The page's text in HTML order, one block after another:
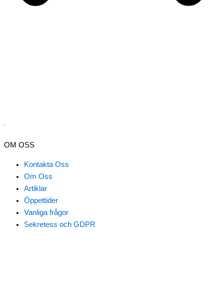
OM OSS
Kontakta Oss
Om Oss
Artiklar
Öppettider
Vanliga frågor
Sekretess och GDPR
Nödvändiga
Inställningar